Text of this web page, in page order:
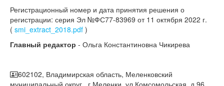
Регистрационный номер и дата принятия решения о
регистрации: серия Эл №ФС77-83969 от 11 октября 2022 г.
( smi_extract_2018.pdf )
Главный редактор - Ольга Константиновна Чикирева
602102, Владимирская область, Меленковский
муниципальный округ, г.Меленки, ул.Комсомольская, д.96